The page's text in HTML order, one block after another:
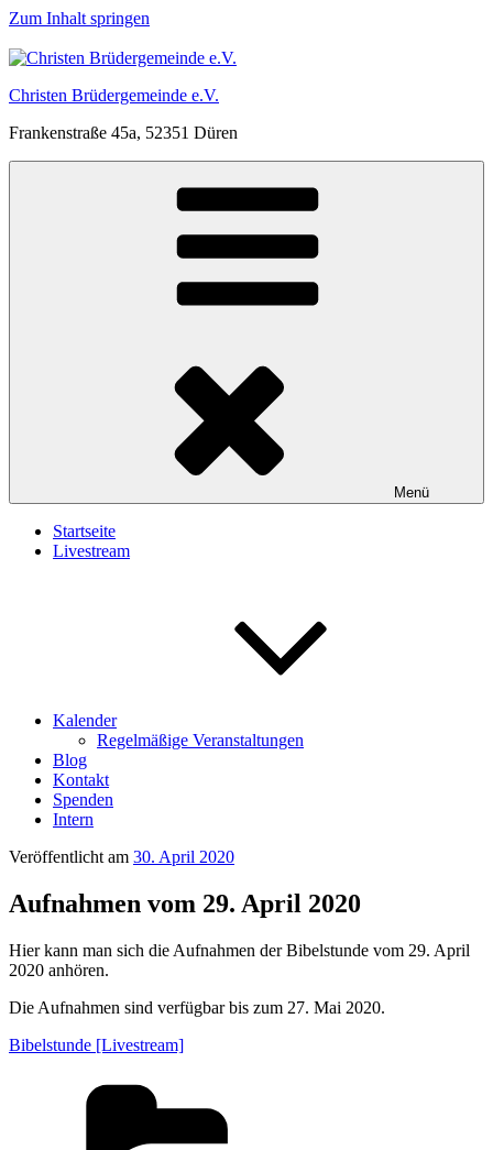
Zum Inhalt springen
Christen Brüdergemeinde e.V.
Frankenstraße 45a, 52351 Düren
Menü
Startseite
Livestream
Kalender
Regelmäßige Veranstaltungen
Blog
Kontakt
Spenden
Intern
Veröffentlicht am 30. April 2020
Aufnahmen vom 29. April 2020
Hier kann man sich die Aufnahmen der Bibelstunde vom 29. April
2020 anhören.
Die Aufnahmen sind verfügbar bis zum 27. Mai 2020.
Bibelstunde [Livestream]